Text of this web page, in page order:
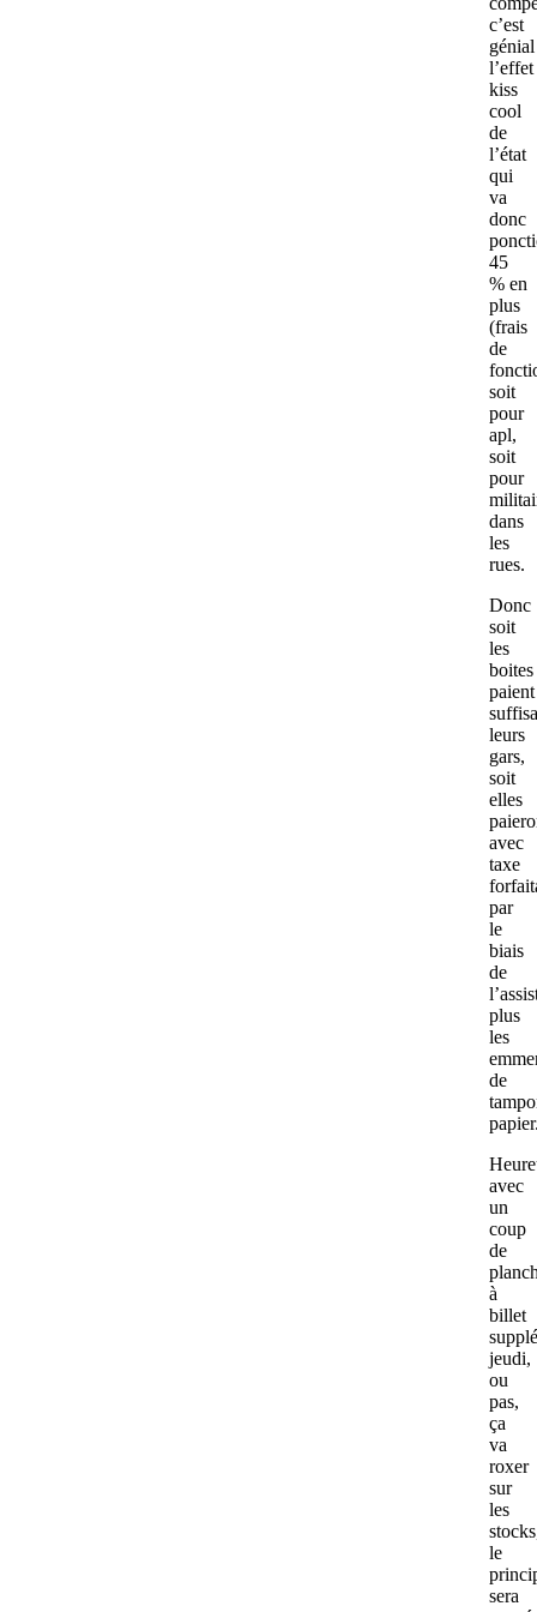
c’est
génial
l’effet
kiss
cool
de
l’état
qui
va
donc
45
% en
plus
(frais
de
soit
pour
apl,
soit
pour
dans
les
rues.
Donc
soit
les
boites
paient
leurs
gars,
soit
elles
avec
taxe
par
le
biais
de
plus
les
de
avec
un
coup
de
à
billet
jeudi,
ou
pas,
ça
va
roxer
sur
les
le
sera